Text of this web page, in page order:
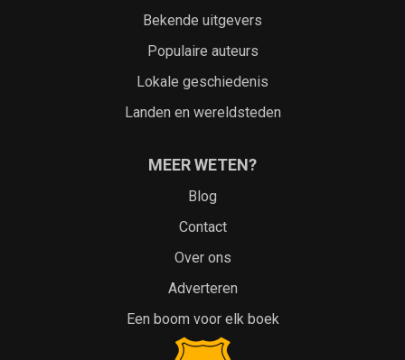
Bekende uitgevers
Populaire auteurs
Lokale geschiedenis
Landen en wereldsteden
MEER WETEN?
Blog
Contact
Over ons
Adverteren
Een boom voor elk boek